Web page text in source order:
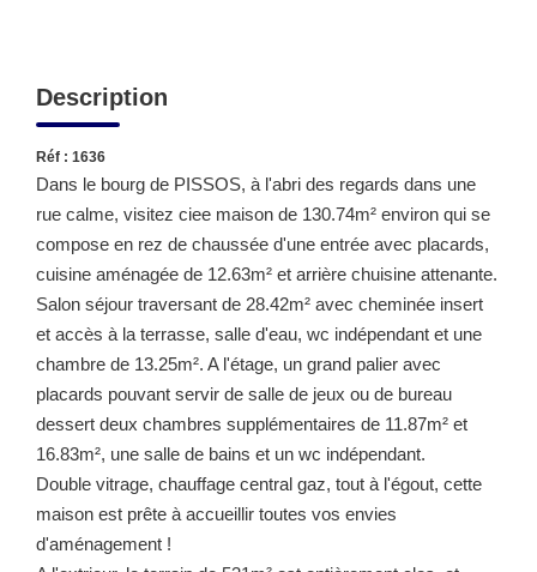
Description
Réf : 1636
Dans le bourg de PISSOS, à l'abri des regards dans une
rue calme, visitez ciee maison de 130.74m² environ qui se
compose en rez de chaussée d'une entrée avec placards,
cuisine aménagée de 12.63m² et arrière chuisine attenante.
Salon séjour traversant de 28.42m² avec cheminée insert
et accès à la terrasse, salle d'eau, wc indépendant et une
chambre de 13.25m². A l'étage, un grand palier avec
placards pouvant servir de salle de jeux ou de bureau
dessert deux chambres supplémentaires de 11.87m² et
16.83m², une salle de bains et un wc indépendant.
Double vitrage, chauffage central gaz, tout à l'égout, cette
maison est prête à accueillir toutes vos envies
d'aménagement !